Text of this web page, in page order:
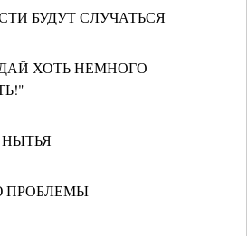
БУДУТ СЛУЧАТЬСЯ
ХОТЬ НЕМНОГО